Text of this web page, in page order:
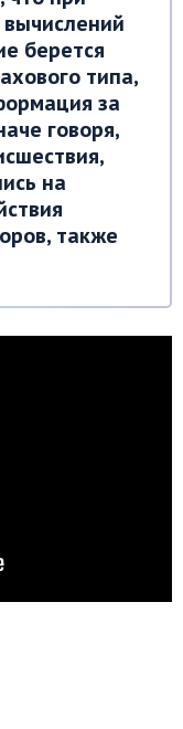
берется
типа,
за
говоря,
на
также